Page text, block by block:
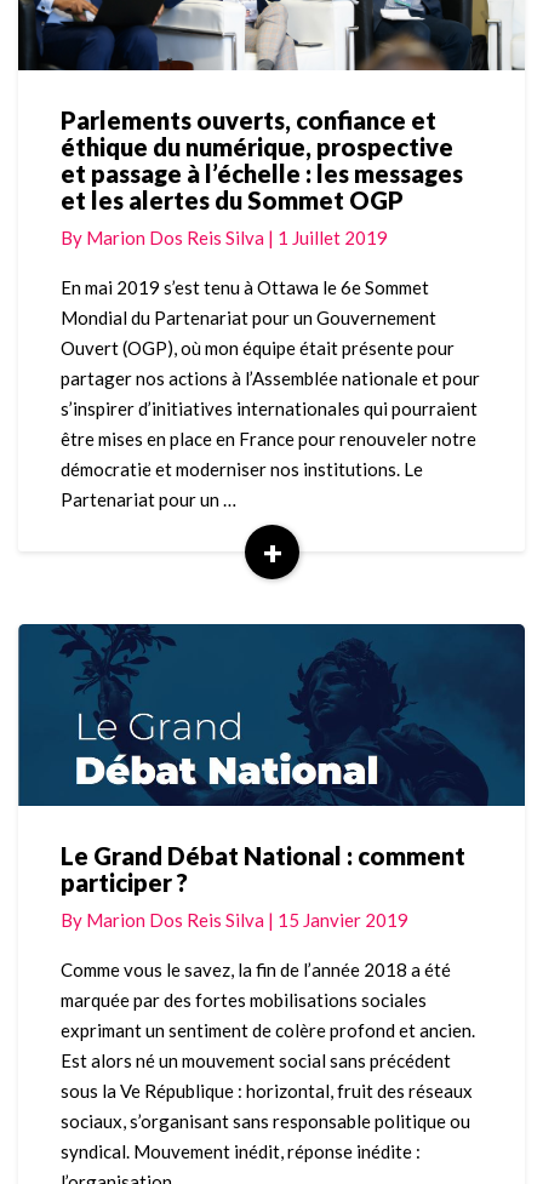
Parlements
ouverts,
confiance
et
du
numérique,
et
passage
à
l’échelle
:
les
messages
Sommet
OGP
Parlements ouverts, confiance et
éthique du numérique, prospective
et passage à l’échelle : les messages
et les alertes du Sommet OGP
By Marion Dos Reis Silva | 1 Juillet 2019
En mai 2019 s’est tenu à Ottawa le 6e Sommet
Mondial du Partenariat pour un Gouvernement
Ouvert (OGP), où mon équipe était présente pour
partager nos actions à l’Assemblée nationale et pour
s’inspirer d’initiatives internationales qui pourraient
être mises en place en France pour renouveler notre
démocratie et moderniser nos institutions. Le
Partenariat pour un …
+
Read
Le
Grand
National
:
participer
?
Le Grand Débat National : comment
participer ?
By Marion Dos Reis Silva | 15 Janvier 2019
Comme vous le savez, la fin de l’année 2018 a été
marquée par des fortes mobilisations sociales
exprimant un sentiment de colère profond et ancien.
Est alors né un mouvement social sans précédent
sous la Ve République : horizontal, fruit des réseaux
sociaux, s’organisant sans responsable politique ou
syndical. Mouvement inédit, réponse inédite :